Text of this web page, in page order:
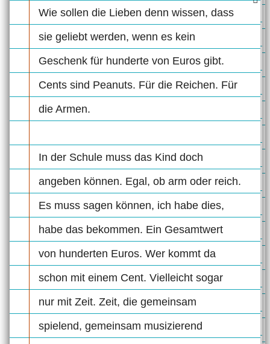
Wie sollen die Lieben denn wissen, dass
sie geliebt werden, wenn es kein
Geschenk für hunderte von Euros gibt.
Cents sind Peanuts. Für die Reichen. Für
die Armen.
In der Schule muss das Kind doch
angeben können. Egal, ob arm oder reich.
Es muss sagen können, ich habe dies,
habe das bekommen. Ein Gesamtwert
von hunderten Euros. Wer kommt da
schon mit einem Cent. Vielleicht sogar
nur mit Zeit. Zeit, die gemeinsam
spielend, gemeinsam musizierend